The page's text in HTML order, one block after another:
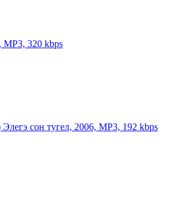
MP3, 320 kbps
сон тугел, 2006, MP3, 192 kbps